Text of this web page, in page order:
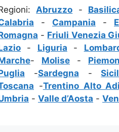
Abruzzo -
- Campania -
- Friuli Venezia
- Liguria -
- Molise -
-Sardegna -
-Trentino Alto
- Valle d’Aosta -